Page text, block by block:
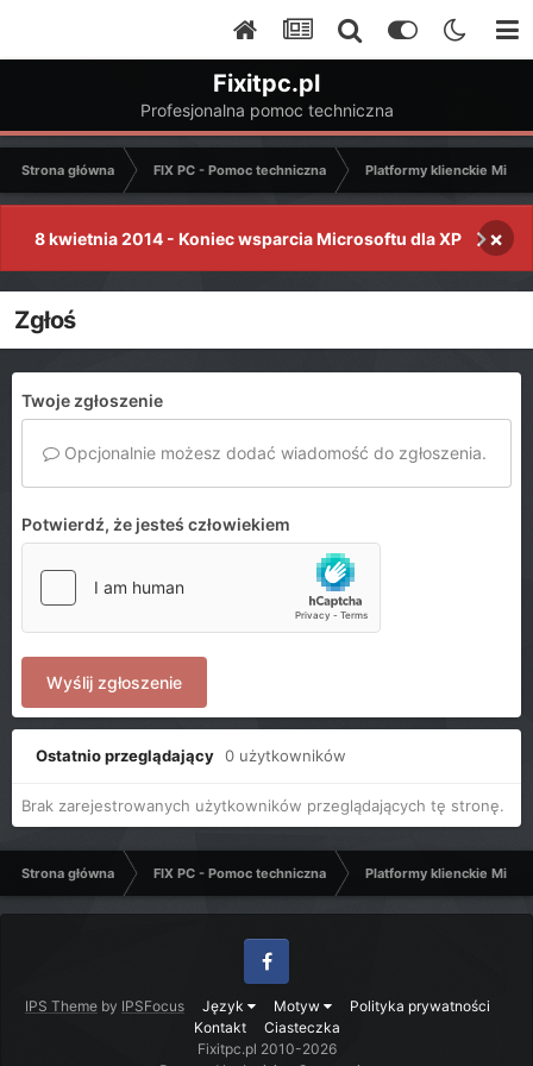
Fixitpc.pl
Profesjonalna pomoc techniczna
Strona główna FIX PC - Pomoc techniczna Platformy klienckie
8 kwietnia 2014 - Koniec wsparcia Microsoftu dla XP ×
Zgłoś
Twoje zgłoszenie
Opcjonalnie możesz dodać wiadomość do zgłoszenia.
Potwierdź, że jesteś człowiekiem
Wyślij zgłoszenie
Ostatnio przeglądający 0 użytkowników
Brak zarejestrowanych użytkowników przeglądających tę stronę.
Strona główna FIX PC - Pomoc techniczna Platformy klienckie
IPS Theme by IPSFocus Język Motyw
Polityka prywatności
Kontakt
Ciasteczka
Facebook
Fixitpc.pl 2010-2026